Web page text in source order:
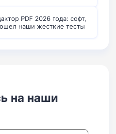
PDF 2026 года: софт,
наши жесткие тесты
на наши